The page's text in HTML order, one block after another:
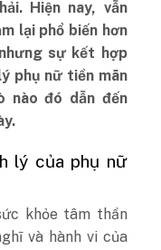
Hiện nay, vẫn
lại phổ biến hơn
sự kết hợp
phụ nữ tiền mãn
nào đó dẫn đến
lý của phụ nữ
khỏe tâm thần
và hành vi của